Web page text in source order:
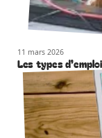
11 mars 2026
Les types